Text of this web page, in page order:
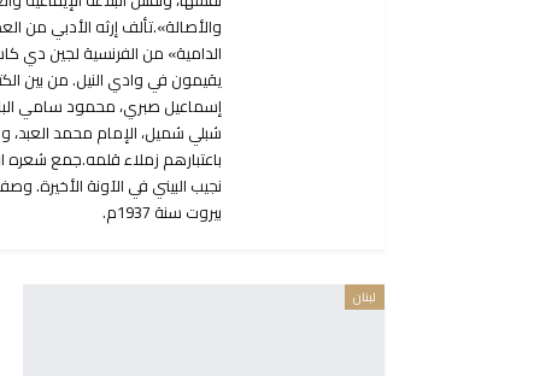
والأصالة».تألف إرثه الأدبي من
الدامية» من الفرنسية لجين دي
يقيمون في وادي النيل. من بين
إسماعيل صبري، محمود سامي
شبلي شميل، الإمام محمد
باعتبارهم زملاء قلمه.جمع
نجيب البيني في الآونة الأخيرة.
بيروت سنة 1937م.
لبنان